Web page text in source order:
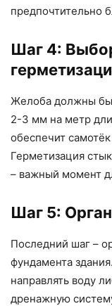
предпочтительно
Шаг 4:
Желоба должны
2-3 мм на метр
обеспечит
Герметизация
– важный момент
Шаг 5:
Последний шаг –
фундамента
направлять воду
дренажную